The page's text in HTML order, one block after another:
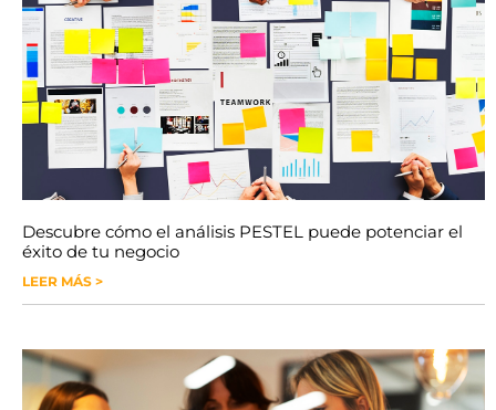
Descubre cómo el análisis PESTEL puede potenciar el
éxito de tu negocio
LEER MÁS >